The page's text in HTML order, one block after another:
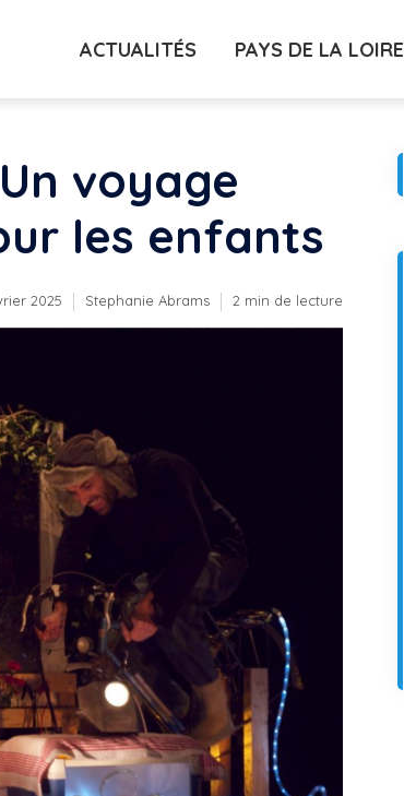
ACTUALITÉS PAYS DE LA LOIRE
voyage
les enfants
2025 Stephanie Abrams 2 min de lecture